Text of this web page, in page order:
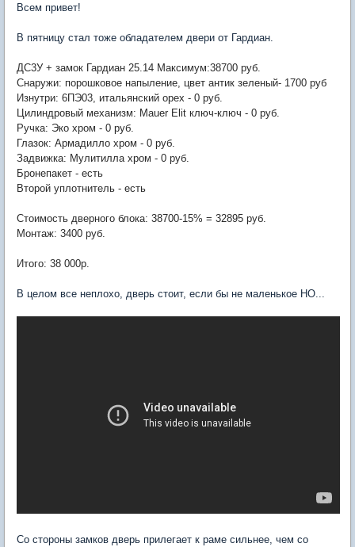
Всем привет!
В пятницу стал тоже обладателем двери от Гардиан.
ДС3У + замок Гардиан 25.14 Максимум:38700 руб.
Снаружи: порошковое напыление, цвет антик зеленый- 1700 руб
Изнутри: 6ПЭ03, итальянский орех - 0 руб.
Цилиндровый механизм: Mauer Elit ключ-ключ - 0 руб.
Ручка: Эко хpом - 0 руб.
Глазок: Армадилло хром - 0 руб.
Задвижка: Мулитилла хром - 0 руб.
Бронепакет - есть
Второй уплотнитель - есть
Cтоимость дверного блока: 38700-15% = 32895 руб.
Монтаж: 3400 руб.
Итого: 38 000р.
В целом все неплохо, дверь стоит, если бы не маленькое НО...
Со стороны замков дверь прилегает к раме сильнее, чем со